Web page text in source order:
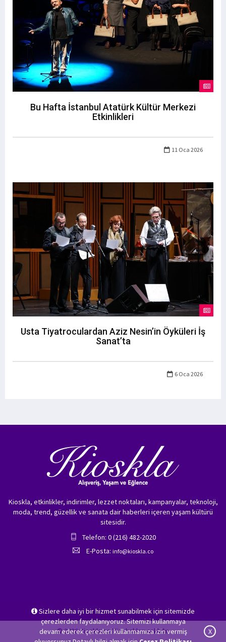
Bu Hafta İstanbul Atatürk Kültür Merkezi
Etkinlikleri
11 Oca 2026
Usta Tiyatroculardan Aziz Nesin’in Öyküleri İş
Sanat’ta
6 Oca 2026
Sizlere daha iyi bir hizmet sunabilmek için sitemizde
çerezlerden faydalanıyoruz. Sitemizi kullanmaya
devam ederek çerezleri kullanmamıza izin vermiş
X
Kioskla, etkinlikler, indirimler, lezzet noktaları, kampanyalar, teknoloji,
moda, trend, güzellik ve sanata dair haberleri içeren yaşam kültürü
sitesidir.
Telefon: 0 (216) 482-2020
E-Posta: info@kioskla.co
© 2026 Kioskla.co Tüm hakları saklıdır.